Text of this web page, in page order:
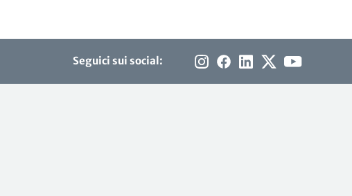
Seguici sui social: